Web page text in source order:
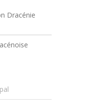
Dracénie